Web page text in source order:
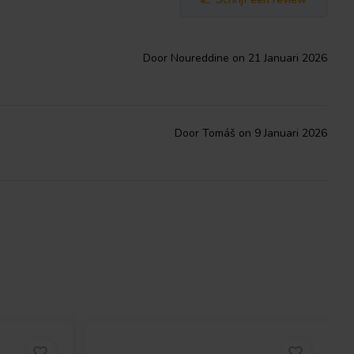
Door Noureddine on 21 Januari 2026
Door Tomáš on 9 Januari 2026